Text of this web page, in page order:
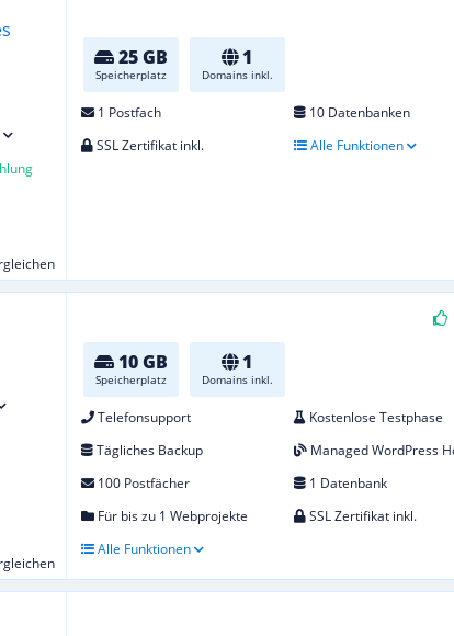
25 GB
Speicherplatz
1
Domains inkl.
1 Postfach
10 Datenbanken
SSL Zertifikat inkl.
Alle Funktionen
10 GB
Speicherplatz
1
Domains inkl.
Telefonsupport
Kostenlose Testphase
Tägliches Backup
Managed WordPress
100 Postfächer
1 Datenbank
Für bis zu 1 Webprojekte
SSL Zertifikat inkl.
Alle Funktionen